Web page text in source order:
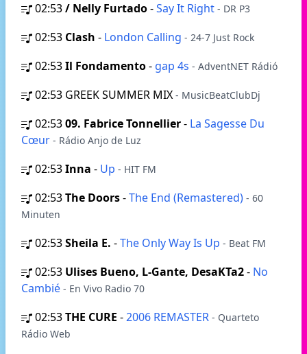
02:53/ Nelly Furtado-Say It Right - DR P3
02:53 Clash - London Calling - 24-7 Just Rock
02:53Il Fondamento- gap 4s - AdventNET Rádió
02:53 GREEK SUMMER MIX - MusicBeatClubDj
02:5309. Fabrice Tonnellier- La Sagesse Du
Cœur - Rádio Anjo de Luz
02:53Inna - Up - HIT FM
02:53The Doors-The End (Remastered) - 60
Minuten
02:53Sheila E. -The Only Way Is Up - Beat FM
02:53 Ulises Bueno, L-Gante, DesaKTa2- No
Cambié - En Vivo Radio 70
02:53THE CURE -2006 REMASTER - Quarteto
Rádio Web